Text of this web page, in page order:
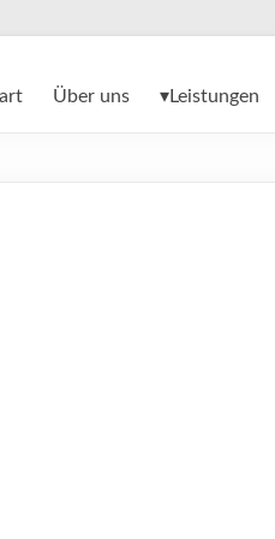
Über uns ▾Leistungen